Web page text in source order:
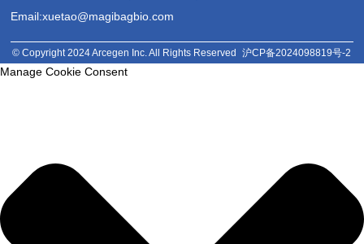
Email:xuetao@magibagbio.com
© Copyright 2024 Arcegen Inc. All Rights Reserved 沪CP备2024098819号-2
Manage Cookie Consent